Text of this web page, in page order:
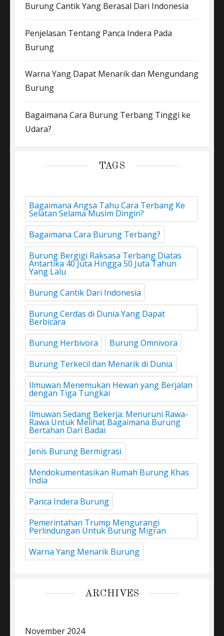
Burung Cantik Yang Berasal Dari Indonesia
Penjelasan Tentang Panca Indera Pada
Burung
Warna Yang Dapat Menarik dan Mengundang
Burung
Bagaimana Cara Burung Terbang Tinggi ke
Udara?
TAGS
Bagaimana Angsa Tahu Cara Terbang Ke
Selatan Selama Musim Dingin?
Bagaimana Cara Burung Terbang?
Burung Bergigi Raksasa Terbang Diatas
Antartika 40 Juta Hingga 50 Juta Tahun
Yang Lalu
Burung Cantik Dari Indonesia
Burung Cerdas di Dunia Yang Dapat
Berbicara
Burung Herbivora
Burung Omnivora
Burung Terkecil dan Menarik di Dunia
Ilmuwan Menemukan Hewan yang Berjalan
dengan Tiga Tungkai
Ilmuwan Sedang Bekerja: Menuruni Rawa-
Rawa Untuk Melihat Bagaimana Burung
Bertahan Dari Badai
Jenis Burung Bermigrasi
Mendokumentasikan Rumah Burung Khas
India
Panca Indera Burung
Pemerintahan Trump Mengurangi
Perlindungan Untuk Burung Migran
Warna Yang Menarik Burung
ARCHIVES
November 2024